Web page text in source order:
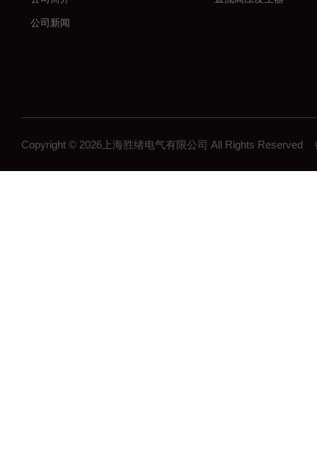
公司新闻
Copyright © 2026上海胜绪电气有限公司 All Rights Reserved